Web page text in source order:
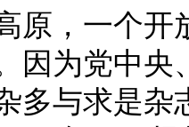
，一个开
因为党中
多与求是杂